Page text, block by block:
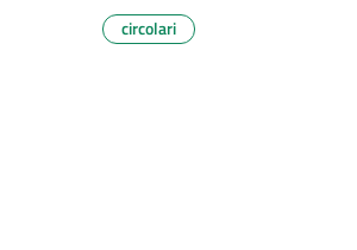
circolari